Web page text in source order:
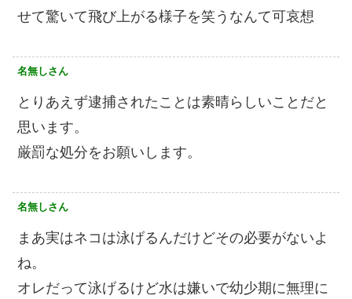
せて驚いて飛び上がる様子を笑うなんて可哀想
名無しさん
とりあえず逮捕されたことは素晴らしいことだと
思います。
厳罰な処分をお願いします。
名無しさん
まあ実はネコは泳げるんだけどその必要がないよ
ね。
オレだって泳げるけど水は嫌いで幼少期に無理に